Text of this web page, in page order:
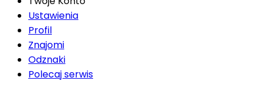
Ustawienia
Profil
Znajomi
Odznaki
Polecaj serwis